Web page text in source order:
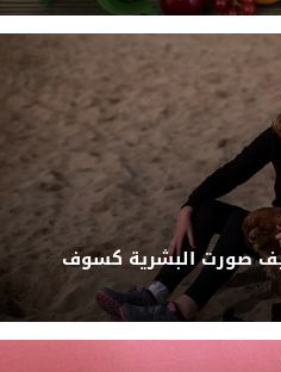
صورت البشرية كسوف